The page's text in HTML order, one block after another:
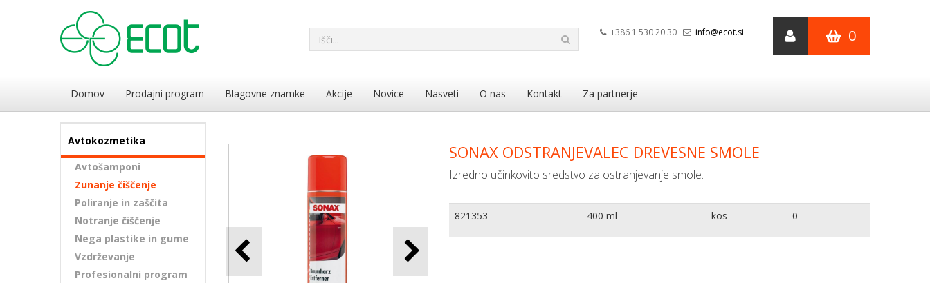
0
+386 1 530 20 30 info@ecot.si
Domov Prodajni program Blagovne znamke Akcije Novice Nasveti O nas Kontakt Za partnerje
Avtokozmetika
Avtošamponi
Zunanje čiščenje
Poliranje in zaščita
Notranje čiščenje
Nega plastike in gume
Vzdrževanje
Profesionalni program
SONAX ODSTRANJEVALEC DREVESNE SMOLE
Izredno učinkovito sredstvo za ostranjevanje smole.
821353 400 ml kos 0